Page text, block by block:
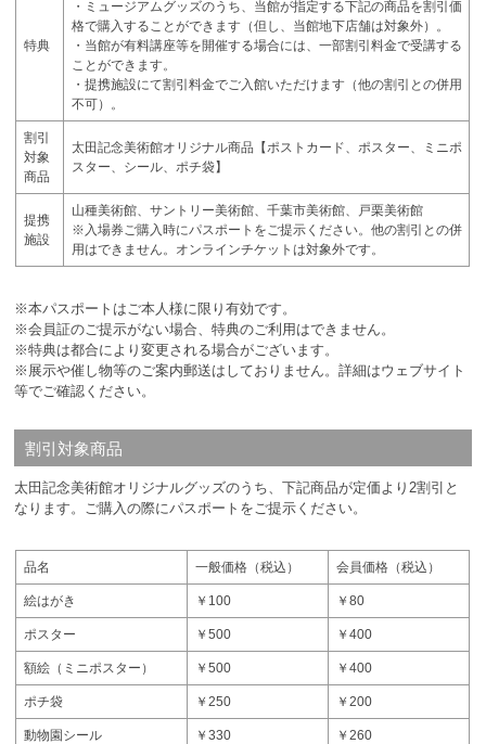
特典
・ミュージアムグッズのうち、当館が指定する下記の商品を割引価
格で購入することができます（但し、当館地下店舗は対象外）。
・当館が有料講座等を開催する場合には、一部割引料金で受講する
ことができます。
・提携施設にて割引料金でご入館いただけます（他の割引との併用
不可）。
割引
対象
商品
太田記念美術館オリジナル商品【ポストカード、ポスター、ミニポ
スター、シール、ポチ袋】
提携
施設
山種美術館、サントリー美術館、千葉市美術館、戸栗美術館
※入場券ご購入時にパスポートをご提示ください。他の割引との併
用はできません。オンラインチケットは対象外です。
※本パスポートはご本人様に限り有効です。
※会員証のご提示がない場合、特典のご利用はできません。
※特典は都合により変更される場合がございます。
※展示や催し物等のご案内郵送はしておりません。詳細はウェブサイト
等でご確認ください。
割引対象商品
太田記念美術館オリジナルグッズのうち、下記商品が定価より2割引と
なります。ご購入の際にパスポートをご提示ください。
品名 一般価格（税込） 会員価格（税込）
絵はがき ￥100 ￥80
ポスター ￥500 ￥400
額絵（ミニポスター） ￥500 ￥400
ポチ袋 ￥250 ￥200
動物園シール ￥330 ￥260